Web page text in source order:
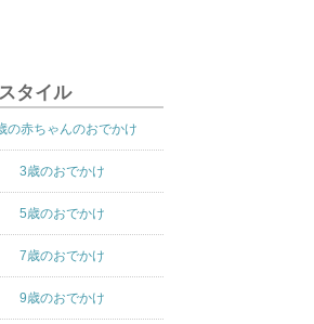
タイル
の赤ちゃんのおでかけ
3歳のおでかけ
5歳のおでかけ
7歳のおでかけ
9歳のおでかけ